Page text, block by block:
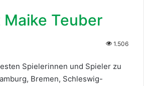
Teuber
1.506
Spielerinnen und Spieler zu
Bremen, Schleswig-